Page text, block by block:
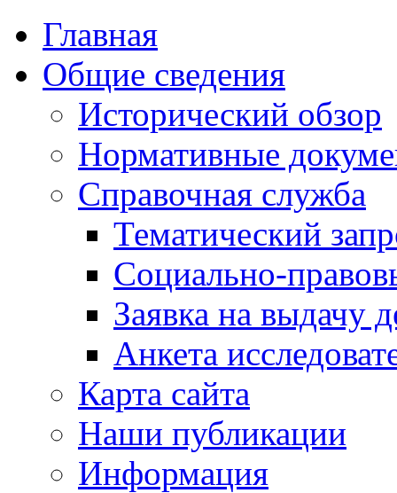
Главная
Общие сведения
Исторический обзор
Нормативные
Справочная служба
Тематический
Социально-
Заявка на выдачу
Анкета
Карта сайта
Наши публикации
Информация